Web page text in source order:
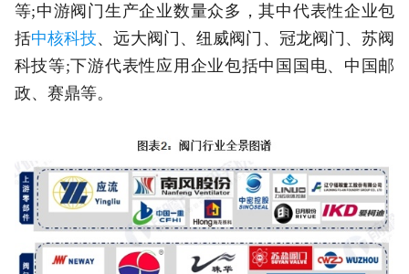
等;中游阀门生产企业数量众多，其中代表性企业包
括中核科技、远大阀门、纽威阀门、冠龙阀门、苏阀
科技等;下游代表性应用企业包括中国国电、中国邮
政、赛鼎等。